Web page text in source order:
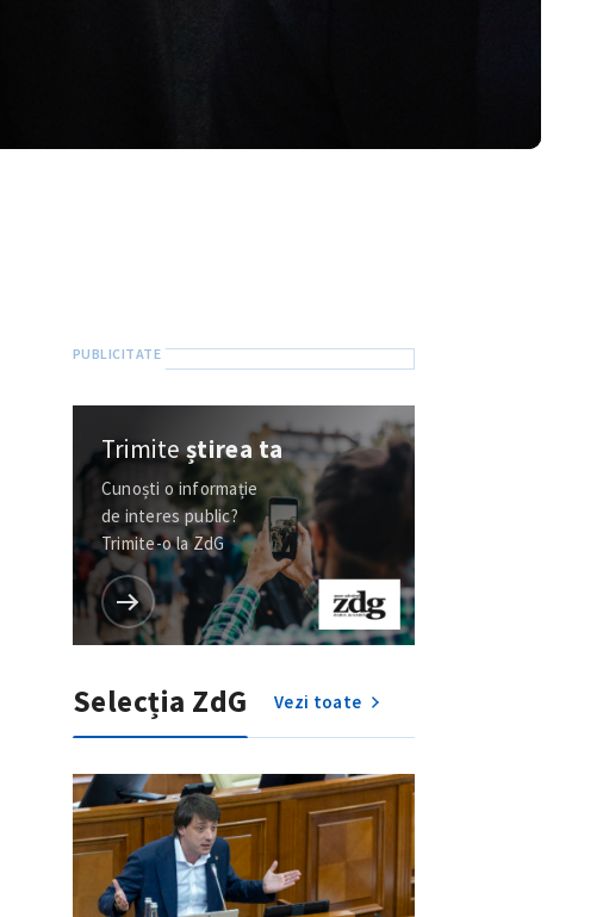
Trimiteștirea ta
Cunoști o informație
de interes public?
Trimite-o la ZdG
Selecția ZdG Vezi toate